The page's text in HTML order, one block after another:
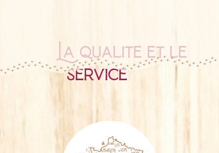
La qualité et le
service